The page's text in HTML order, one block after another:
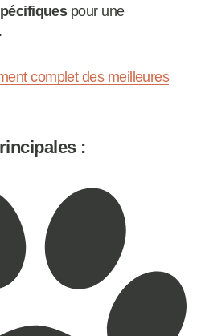
pour une
complet des meilleures
: